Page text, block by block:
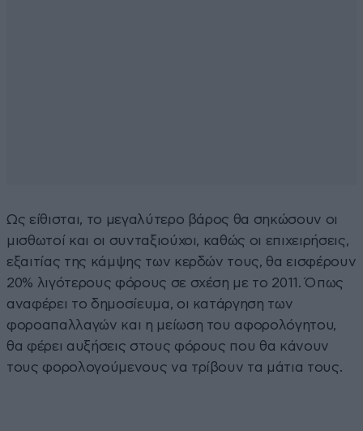
Ως είθισται, το μεγαλύτερο βάρος θα σηκώσουν οι
μισθωτοί και οι συνταξιούχοι, καθώς οι επιχειρήσεις,
εξαιτίας της κάμψης των κερδών τους, θα εισφέρουν
20% λιγότερους φόρους σε σχέση με το 2011. Όπως
αναφέρει το δημοσίευμα, οι κατάργηση των
φοροαπαλλαγών και η μείωση του αφορολόγητου,
θα φέρει αυξήσεις στους φόρους που θα κάνουν
τους φορολογούμενους να τρίβουν τα μάτια τους.